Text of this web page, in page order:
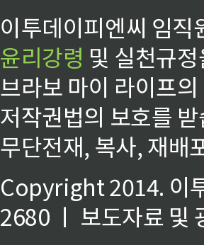
이투데이피엔씨 임
윤리강령 및 실천규
브라보 마이 라이프
저작권법의 보호를
무단전재, 복사, 재배
Copyright 2014. 이
2680 ㅣ 보도자료